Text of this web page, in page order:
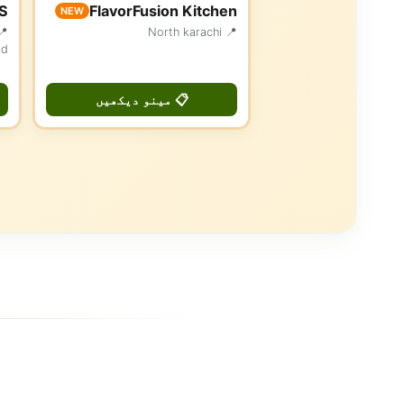
FlavorFusion Kitchen
NEW
📍 North karachi
📋 مینو دیکھیں